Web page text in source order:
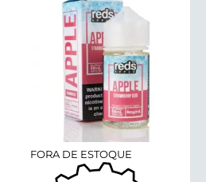
FORA DE ESTOQUE